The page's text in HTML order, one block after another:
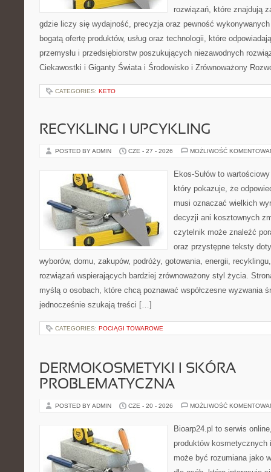
rozwiązań, które znajdują
gdzie liczy się wydajność, precyzja oraz pewność
bogatą ofertę produktów, usług oraz technologii, które
przemysłu i przedsiębiorstw poszukujących niezawodnych
Ciekawostki i Giganty Świata i Środowisko i Zrównoważony
CATEGORIES: KETO
RECYKLING I UPCYKLING
POSTED BY ADMIN CZE - 27 - 2026 MOŻLIWOŚĆ
Ekos-Sułów to
który pokazuje, że
musi oznaczać wielkich
decyzji ani kosztownych
czytelnik może znaleźć
oraz przystępne teksty
wyborów, domu, zakupów, podróży, gotowania, energii,
rozwiązań wspierających bardziej zrównoważony styl życia.
myślą o osobach, które chcą poznawać współczesne wyzwania
jednocześnie szukają treści […]
CATEGORIES: POCIĄGI TOWAROWE
DERMOKOSMETYKI I SKÓRA
PROBLEMATYCZNA
POSTED BY ADMIN CZE - 20 - 2026 MOŻLIWOŚĆ
Bioarp24.pl to serwis
produktów kosmetycznych
może być rozumiana jako